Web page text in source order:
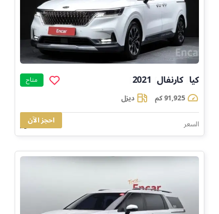
كيا كارنفال]
2021 متاح
91,925 كم
ديزل
السعر
83,300
احجز الآن